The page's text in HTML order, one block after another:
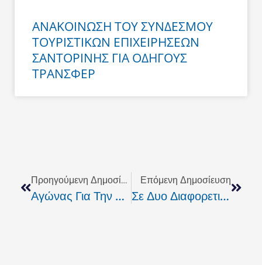
ΑΝΑΚΟΙΝΩΣΗ ΤΟΥ ΣΥΝΔΕΣΜΟΥ
ΤΟΥΡΙΣΤΙΚΩΝ ΕΠΙΧΕΙΡΗΣΕΩΝ
ΣΑΝΤΟΡΙΝΗΣ ΓΙΑ ΟΔΗΓΟΥΣ
ΤΡΑΝΣΦΕΡ
Προηγούμενη Δημοσίευση
Αγώνας Για Την Απομάκρυνση Του Πεδίου Βολής Αρμένων
Επόμενη Δημοσίευση
Σε Δυο Διαφορετικούς Χώρους Η Λαϊκή Αγορά Της Πέμπτης Μέχρι Τις 31 Δεκεμβρίου